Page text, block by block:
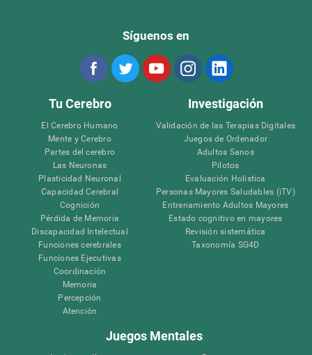
Síguenos en
Tu Cerebro
El Cerebro Humano
Mente y Cerebro
Partes del cerebro
Las Neuronas
Plasticidad Neuronal
Capacidad Cerebral
Cognición
Pérdida de Memoria
Discapacidad Intelectual
Funciones cerebrales
Funciones Ejecutivas
Coordinación
Memoria
Percepción
Atención
Investigación
Validación de las Terapias Digitales
Juegos de Ordenador
Adultos Sanos
Pilotos
Evaluación Holistica
Personas Mayores Saludables (iTV)
Entrenamiento Adultos Mayores
Estado cognitivo en mayores
Revisión sistemática
Taxonomía SG4D
Juegos Mentales